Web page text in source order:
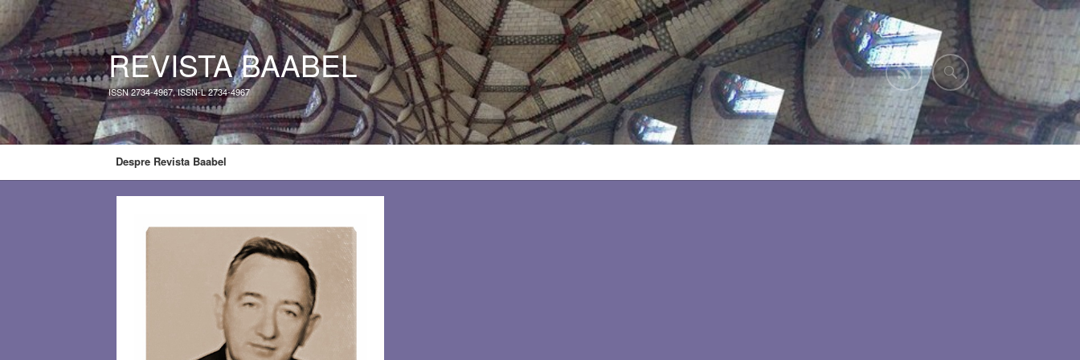
REVISTA BAABEL
ISSN 2734-4967, ISSN-L 2734-4967
Despre Revista Baabel